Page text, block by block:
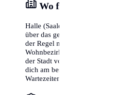
Wo finde ich das
Halle (Saale) verfügt über mehrere
über das gesamte Stadtgebiet
der Regel nicht an das Amt in
Wohnbezirk gebunden, sondern
der Stadt vorstellig werden. Wähle
dich am besten erreichbar ist oder
Wartezeiten bietet.